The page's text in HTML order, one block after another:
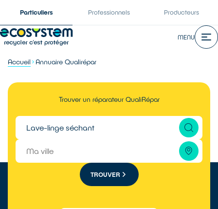
Particuliers Professionnels Producteurs
MENU
Accueil Annuaire Qualirépar
Trouver un réparateur QualiRépar
TROUVER